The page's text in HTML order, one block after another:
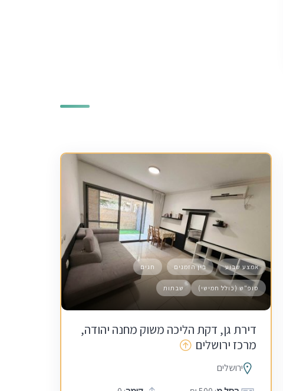
אמצע שבוע בין הזמנים חגים
סופ"ש (כולל חמישי) שבתות
דירת גן, דקת הליכה משוק מחנה יהודה,
מרכז ירושלים
ירושלים